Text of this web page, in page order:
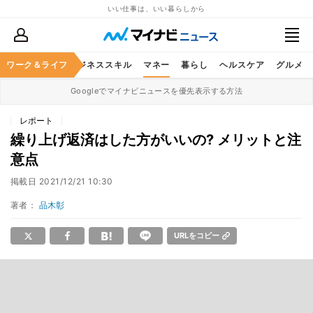
いい仕事は、いい暮らしから
ワーク＆ライフ
キャリア ビジネススキル マネー 暮らし ヘルスケア グルメ
Googleでマイナビニュースを優先表示する方法
レポート
繰り上げ返済はした方がいいの? メリットと注
意点
掲載日 2021/12/21 10:30
著者： 品木彰
URLをコピー